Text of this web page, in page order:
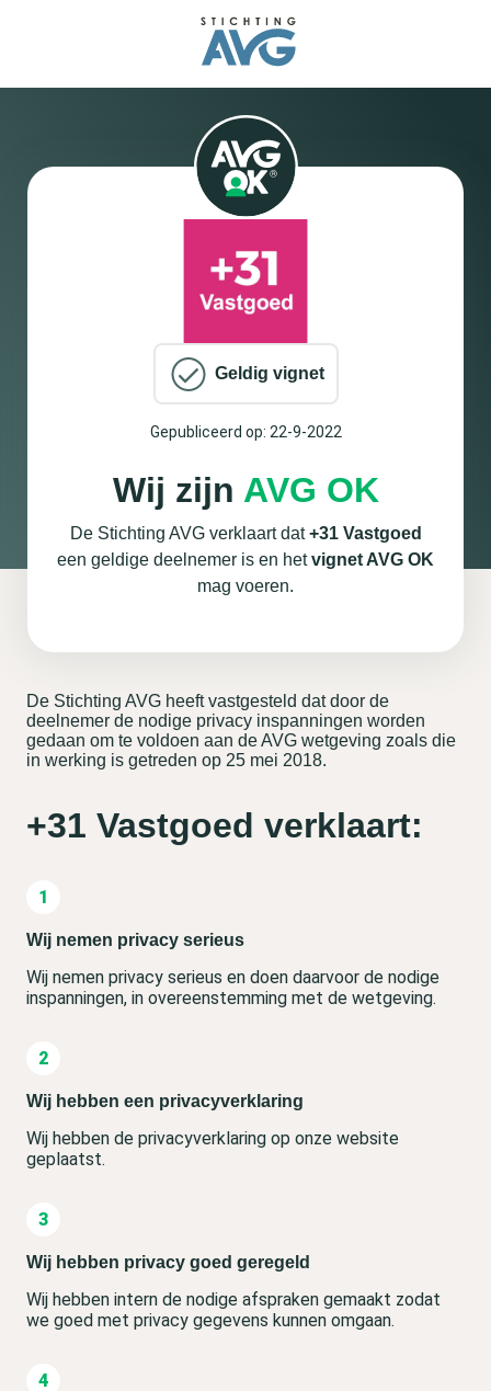
Geldig vignet
Gepubliceerd op: 22-9-2022
Wij zijn AVG OK
De Stichting AVG verklaart dat+31 Vastgoed
een geldige deelnemer is en hetvignet AVG OK
mag voeren.
De Stichting AVG heeft vastgesteld dat door de
deelnemer de nodige privacy inspanningen worden
gedaan om te voldoen aan de AVG wetgeving zoals die
in werking is getreden op 25 mei 2018.
+31 Vastgoed verklaart:
Wij nemen privacy serieus
Wij nemen privacy serieus en doen daarvoor de nodige
inspanningen, in overeenstemming met de wetgeving.
Wij hebben een privacyverklaring
Wij hebben de privacyverklaring op onze website
geplaatst.
Wij hebben privacy goed geregeld
Wij hebben intern de nodige afspraken gemaakt zodat
we goed met privacy gegevens kunnen omgaan.